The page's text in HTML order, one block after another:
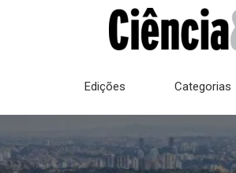
Edições Categorias